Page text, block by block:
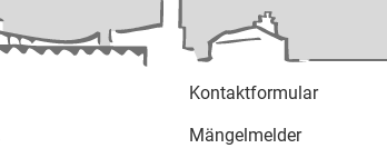
Kontaktformular
Mängelmelder